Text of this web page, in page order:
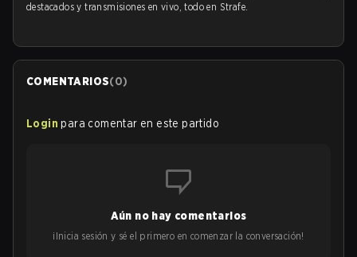
destacados y transmisiones en vivo, todo en Strafe.
COMENTARIOS(0)
Login para comentar en este partido
Aún no hay comentarios
¡Inicia sesión y sé el primero en comenzar la conversación!